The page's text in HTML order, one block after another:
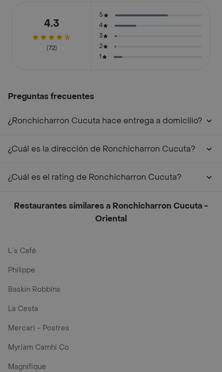
4.3
(72)
5
4
3
2
1
Preguntas frecuentes
¿Ronchicharron Cucuta hace entrega a domicilio?
¿Cuál es la dirección de Ronchicharron Cucuta?
¿Cuál es el rating de Ronchicharron Cucuta?
Restaurantes similares a Ronchicharron Cucuta -
Oriental
L´s Café
Philippe
Baskin Robbins
La Cesta
Mercari - Postres
Myriam Camhi Co
Magnifique